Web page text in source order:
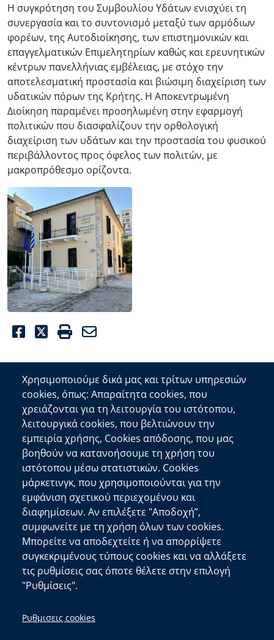
Η συγκρότηση του Συμβουλίου Υδάτων ενισχύει τη
συνεργασία και το συντονισμό μεταξύ των αρμόδιων
φορέων, της Αυτοδιοίκησης, των επιστημονικών και
επαγγελματικών Επιμελητηρίων καθώς και ερευνητικών
κέντρων πανελλήνιας εμβέλειας, με στόχο την
αποτελεσματική προστασία και βιώσιμη διαχείριση των
υδατικών πόρων της Κρήτης. Η Αποκεντρωμένη
Διοίκηση παραμένει προσηλωμένη στην εφαρμογή
πολιτικών που διασφαλίζουν την ορθολογική
διαχείριση των υδάτων και την προστασία του φυσικού
περιβάλλοντος προς όφελος των πολιτών, με
μακροπρόθεσμο ορίζοντα.
Εικόνα
Facebook
Twitter
Print
Επικοινωνία
Αποκεντρωμένη Διοίκηση Κρήτης
Πλατεία Κουντουριώτη 71202 Ηράκλειο
Επικοινωνήστε μαζί μας
Χρήσιμοι Σύνδεσμοι
Ελληνική Κυβέρνηση
Ευρωπαϊκή Επιτροπή
Πληροφορίες Ιστότοπου
Διαύγεια
Δήλωση Προσβασιμότητας
Χρησιμοποιούμε δικά μας και τρίτων υπηρεσιών
cookies, όπως: Απαραίτητα cookies, που
χρειάζονται για τη λειτουργία του ιστότοπου,
λειτουργικά cookies, που βελτιώνουν την
εμπειρία χρήσης, Cookies απόδοσης, που μας
βοηθούν να κατανοήσουμε τη χρήση του
ιστότοπου μέσω στατιστικών. Cookies
μάρκετινγκ, που χρησιμοποιούνται για την
εμφάνιση σχετικού περιεχομένου και
διαφημίσεων. Αν επιλέξετε "Αποδοχή”,
συμφωνείτε με τη χρήση όλων των cookies.
Μπορείτε να αποδεχτείτε ή να απορρίψετε
συγκεκριμένους τύπους cookies και να αλλάξετε
τις ρυθμίσεις σας όποτε θέλετε στην επιλογή
"Ρυθμίσεις".
Ρυθμισεις cookies
copyright © 2026Δ/νση Πληροφορικής και